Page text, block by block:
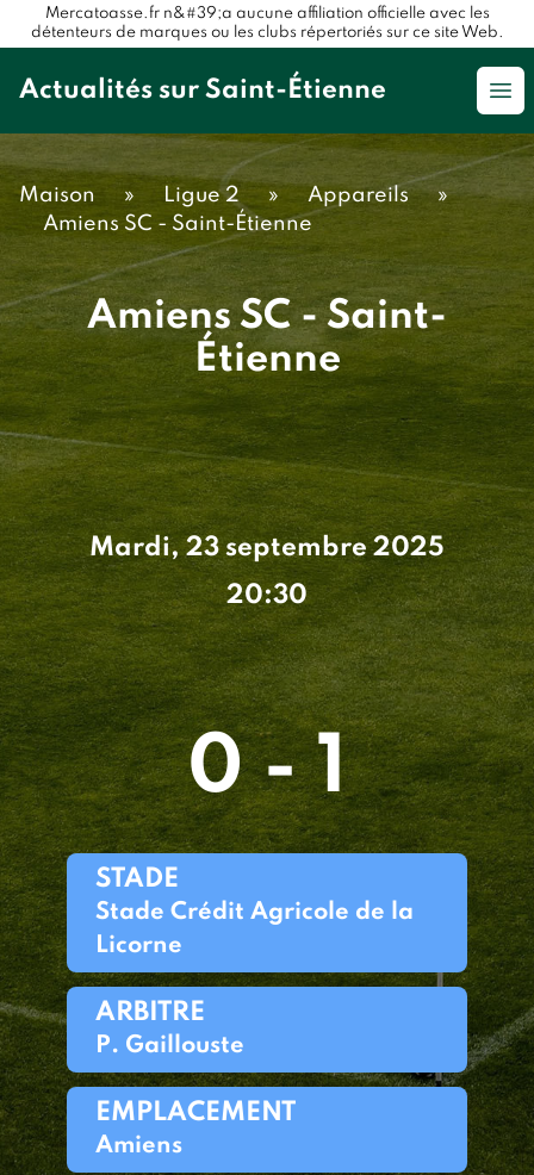
Mercatoasse.fr n&#39;a aucune affiliation officielle avec les
détenteurs de marques ou les clubs répertoriés sur ce site Web.
Actualités sur Saint-Étienne
Maison » Ligue 2 » Appareils
»
Amiens SC - Saint-Étienne
Amiens SC - Saint-
Étienne
Mardi, 23 septembre 2025
20:30
0 - 1
STADE
Stade Crédit Agricole de la
Licorne
ARBITRE
P. Gaillouste
EMPLACEMENT
Amiens